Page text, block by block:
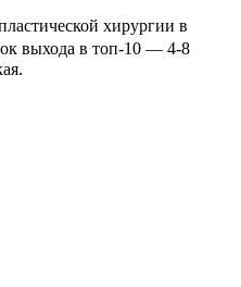
хирургии в
выхода в топ-10 — 4-8